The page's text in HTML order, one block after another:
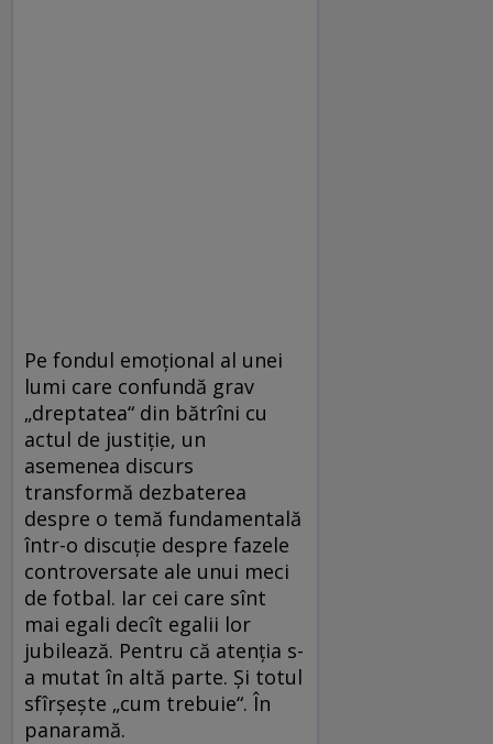
Pe fondul emoțional al unei
lumi care confundă grav
„dreptatea“ din bătrîni cu
actul de justiție, un
asemenea discurs
transformă dezbaterea
despre o temă fundamentală
într-o discuție despre fazele
controversate ale unui meci
de fotbal. Iar cei care sînt
mai egali decît egalii lor
jubilează. Pentru că atenția s-
a mutat în altă parte. Și totul
sfîrșește „cum trebuie“. În
panaramă.